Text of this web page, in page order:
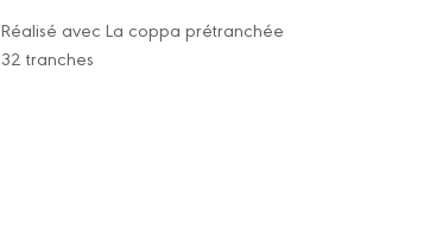
Réalisé avec La coppa prétranchée
32 tranches